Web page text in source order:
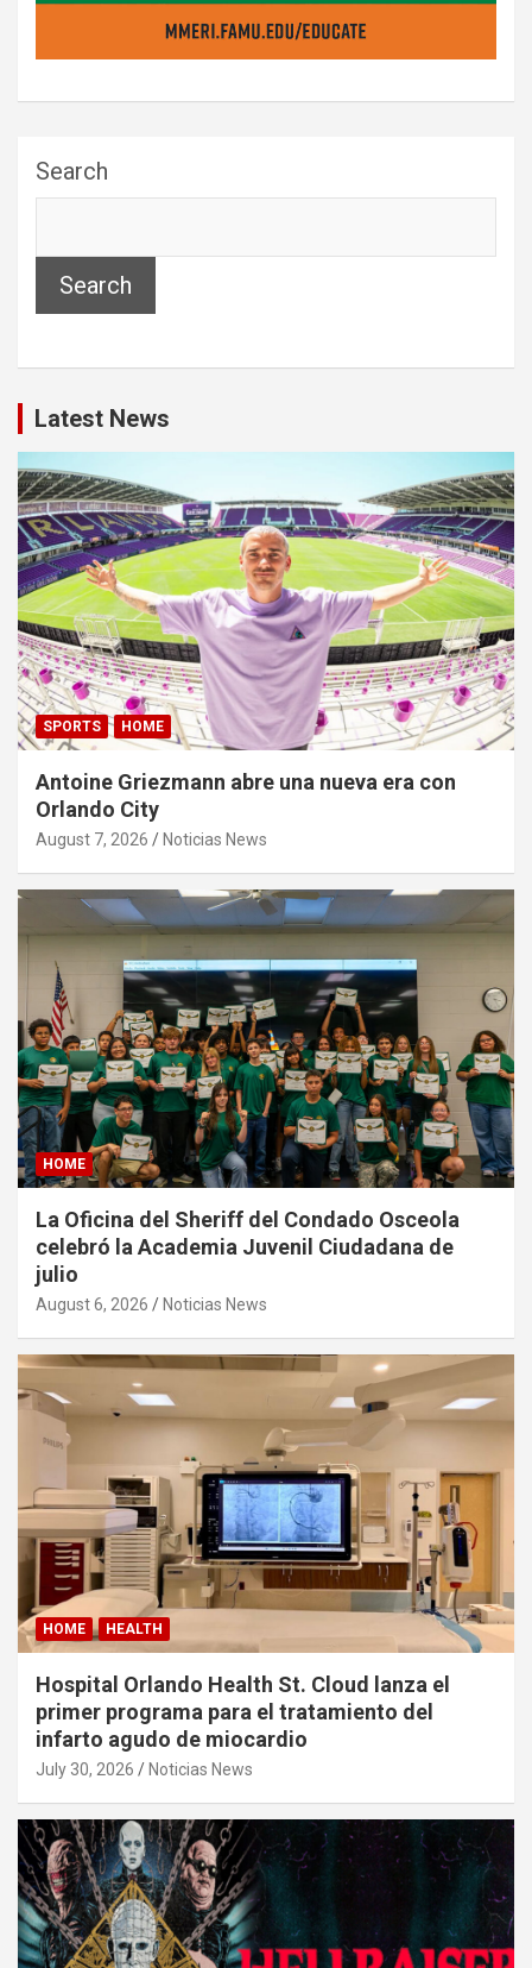
Search
Search
Latest News
SPORTS HOME
Antoine Griezmann abre una nueva era con
Orlando City
August 7, 2026 Noticias News
HOME
La Oficina del Sheriff del Condado Osceola
celebró la Academia Juvenil Ciudadana de
julio
August 6, 2026 Noticias News
HOME HEALTH
Hospital Orlando Health St. Cloud lanza el
primer programa para el tratamiento del
infarto agudo de miocardio
July 30, 2026 Noticias News